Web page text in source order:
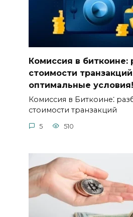
Комиссия в биткоине:
стоимости
оптимальные условия!
Комиссия в Биткоине⁚
стоимости транзакций
5 510